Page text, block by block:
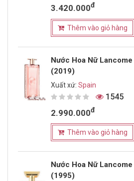
3.420.000đ
Thêm vào giỏ hàng
Nước Hoa Nữ
(2019)
Xuất xứ:Spain
1545
2.990.000đ
Thêm vào giỏ hàng
Nước Hoa Nữ
(1995)